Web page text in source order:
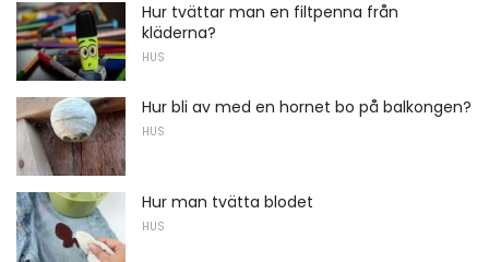
Hur tvättar man en filtpenna från
kläderna?
HUS
Hur bli av med en hornet bo på balkongen?
HUS
Hur man tvätta blodet
HUS